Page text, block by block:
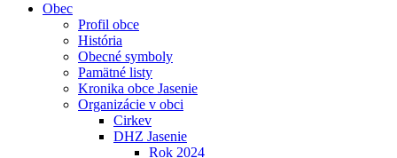
Obec
Profil obce
História
Obecné symboly
Pamätné listy
Kronika obce Jasenie
Organizácie v obci
Cirkev
DHZ Jasenie
Rok 2024